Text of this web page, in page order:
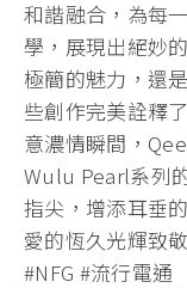
和諧融合，為每
學，展現出絕妙
極簡的魅力，還
些創作完美詮釋
意濃情瞬間，
Wulu Pearl系列
指尖，增添耳垂
愛的恆久光輝致
#NFG #流行電通